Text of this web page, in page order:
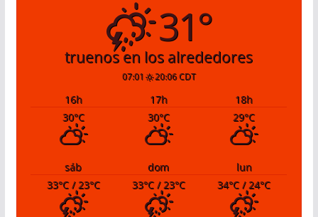
31°
truenos en los alrededores
07:01 20:06 CDT
16h 17h 18h
30°C 30°C 29°C
sáb dom
lun
33°C/ 23°C 33°C/ 23°C 34°C/ 24°C